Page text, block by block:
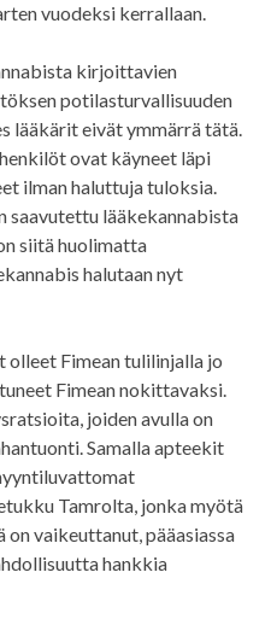
vuodeksi kerrallaan.
kirjoittavien
potilasturvallisuuden
lääkärit eivät ymmärrä tätä.
ovat käyneet läpi
ilman haluttuja tuloksia.
saavutettu lääkekannabista
siitä huolimatta
halutaan nyt
Fimean tulilinjalla jo
Fimean nokittavaksi.
joiden avulla on
Samalla apteekit
Tamrolta, jonka myötä
vaikeuttanut, pääasiassa
hankkia